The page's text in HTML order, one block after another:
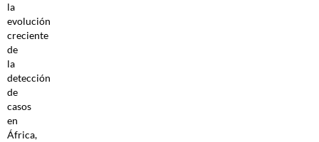
la
evolución
creciente
de
la
detección
de
casos
en
África,